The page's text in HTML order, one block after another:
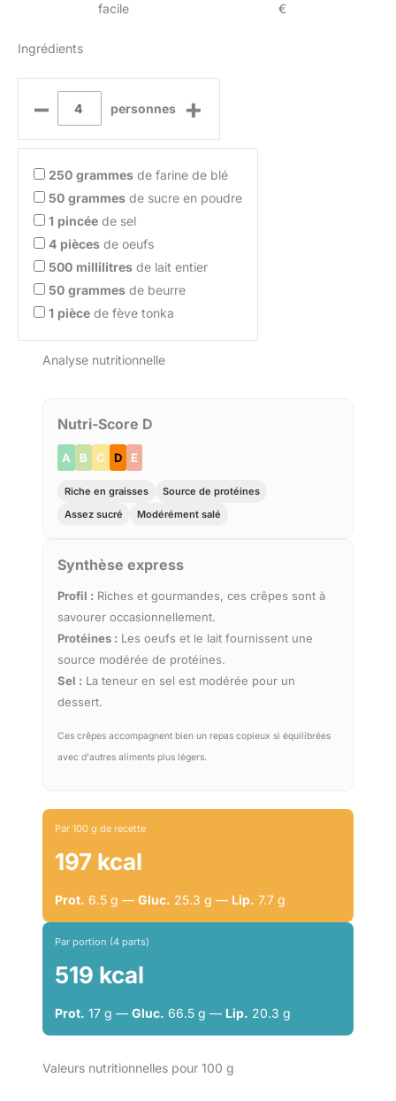
facile €
Ingrédients
– personnes +
250 grammes de farine de blé
50 grammes de sucre en poudre
1 pincée de sel
4 pièces de oeufs
500 millilitres de lait entier
50 grammes de beurre
1 pièce de fève tonka
Analyse nutritionnelle
Nutri-Score D
A B C D E
Riche en graisses
Source de protéines
Assez sucré
Modérément salé
Synthèse express
Profil : Riches et gourmandes, ces crêpes sont à
savourer occasionnellement.
Protéines : Les oeufs et le lait fournissent une
source modérée de protéines.
Sel : La teneur en sel est modérée pour un
dessert.
Ces crêpes accompagnent bien un repas copieux si équilibrées
avec d'autres aliments plus légers.
Par 100 g de recette
197 kcal
Prot. 6.5 g — Gluc. 25.3 g — Lip. 7.7 g
Par portion (4 parts)
519 kcal
Prot. 17 g — Gluc. 66.5 g — Lip. 20.3 g
Valeurs nutritionnelles pour 100 g